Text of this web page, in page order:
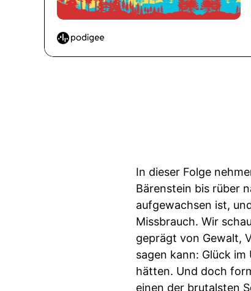
In dieser Folge
Bärenstein bis rüber
aufgewachsen ist,
Missbrauch. Wir
geprägt von Gewalt,
sagen kann: Glück
hätten. Und doch
einen der brutalsten